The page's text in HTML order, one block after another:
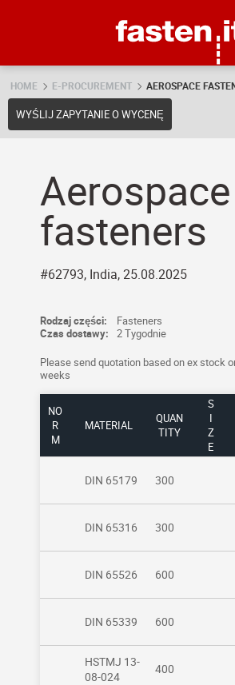
HOME E-PROCUREMENT AEROSPACE
WYŚLIJ ZAPYTANIE O WYCENĘ
Aerospace
fasteners
#62793, India, 25.08.2025
Rodzaj części:
Fasteners
Czas dostawy:
2 Tygodnie
Please send quotation based on ex stock
weeks
NO
R
M
MATERIAL
QUAN
TITY
S
I
Z
E
DIN 65179 300
DIN 65316 300
DIN 65526 600
DIN 65339 600
HSTMJ 13-
08-024
400